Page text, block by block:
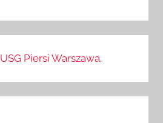
USG Piersi Warszawa.